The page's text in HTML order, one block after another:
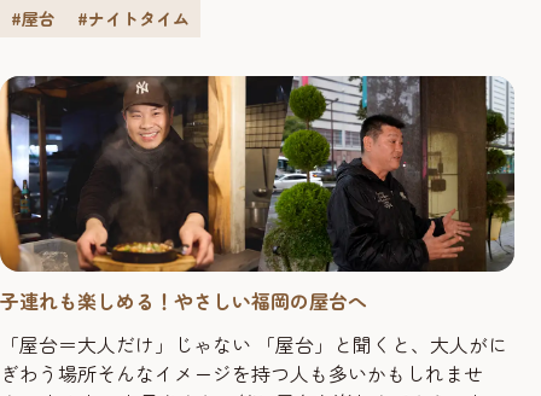
人とのつながりをたどる"ハシゴ旅"に出かけてみません
#屋台 #ナイトタイム
子連れも楽しめる！やさしい福岡の屋台へ
「屋台＝大人だけ」じゃない 「屋台」と聞くと、大人がに
ぎわう場所そんなイメージを持つ人も多いかもしれませ